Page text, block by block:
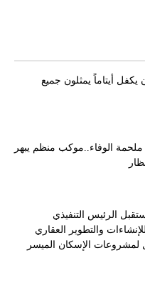
أيتاماً يمثلون جميع
الوفاء..موكب منظم يبهر
الرئيس التنفيذي
والتطوير العقاري
لمشروعات الإسكان الميسر